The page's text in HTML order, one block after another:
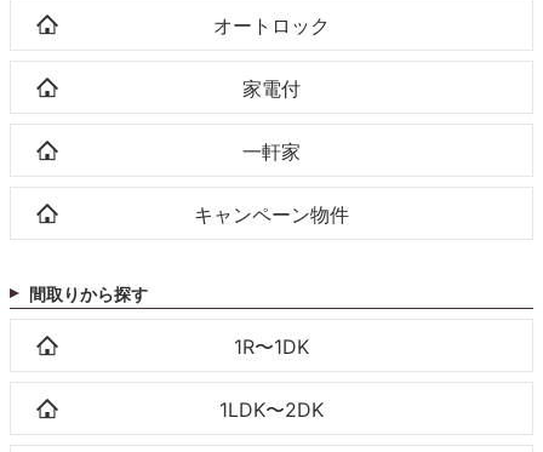
オートロック
家電付
一軒家
キャンペーン物件
間取りから探す
1R〜1DK
1LDK〜2DK